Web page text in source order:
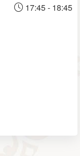
17:45 - 18:45